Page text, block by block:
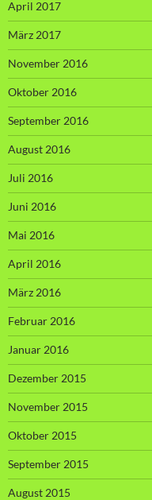
April 2017
März 2017
November 2016
Oktober 2016
September 2016
August 2016
Juli 2016
Juni 2016
Mai 2016
April 2016
März 2016
Februar 2016
Januar 2016
Dezember 2015
November 2015
Oktober 2015
September 2015
August 2015